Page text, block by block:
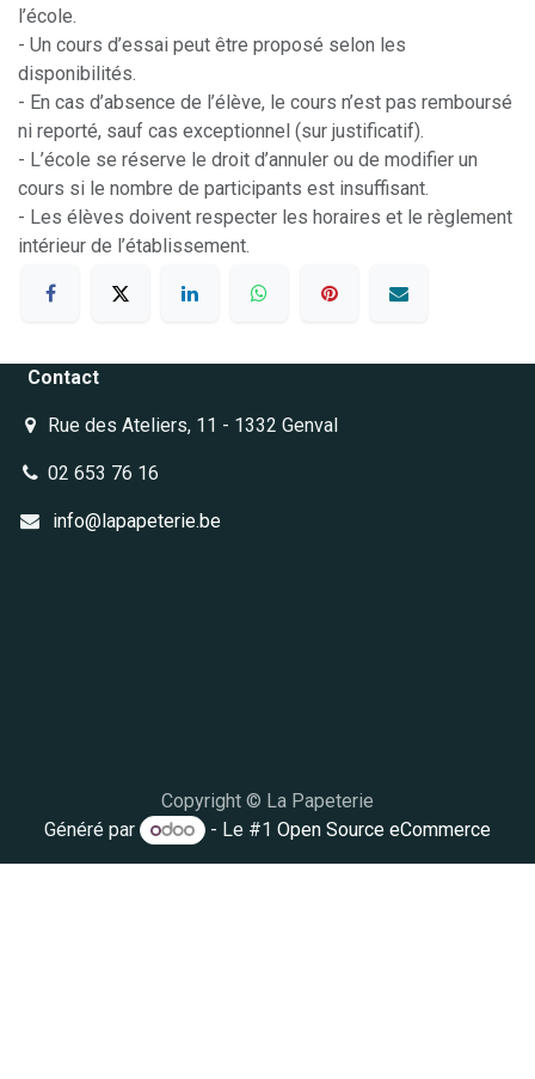
l’école.
- Un cours d’essai peut être proposé selon les
disponibilités.
- En cas d’absence de l’élève, le cours n’est pas remboursé
ni reporté, sauf cas exceptionnel (sur justificatif).
- L’école se réserve le droit d’annuler ou de modifier un
cours si le nombre de participants est insuffisant.
- Les élèves doivent respecter les horaires et le règlement
intérieur de l’établissement.
Contact
Rue des Ateliers, 11 - 1332 Genval
02 653 76 16
info@lapapeterie.be
Copyright © La Papeterie
Généré par
- Le #1 Open Source eCommerce